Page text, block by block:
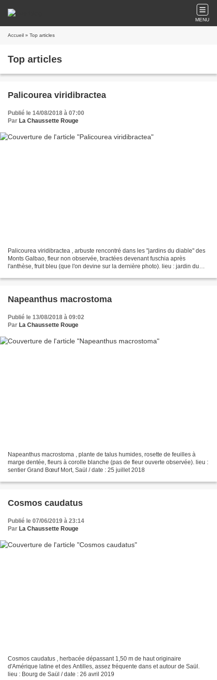
MENU
Accueil » Top articles
Top articles
Palicourea viridibractea
Publié le 14/08/2018 à 07:00
Par La Chaussette Rouge
Palicourea viridibractea , arbuste rencontré dans les "jardins du diable" des
Monts Galbao, fleur non observée, bractées devenant fuschia après
l'anthèse, fruit bleu (que l'on devine sur la dernière photo). lieu : jardin du
Napeanthus macrostoma
Publié le 13/08/2018 à 09:02
Par La Chaussette Rouge
Napeanthus macrostoma , plante de talus humides, rosette de feuilles à
marge dentée, fleurs à corolle blanche (pas de fleur ouverte observée). lieu :
sentier Grand Bœuf Mort, Saül / date : 25 juillet 2018
Cosmos caudatus
Publié le 07/06/2019 à 23:14
Par La Chaussette Rouge
Cosmos caudatus , herbacée dépassant 1,50 m de haut originaire
d'Amérique latine et des Antilles, assez fréquente dans et autour de Saül.
lieu : Bourg de Saül / date : 26 avril 2019